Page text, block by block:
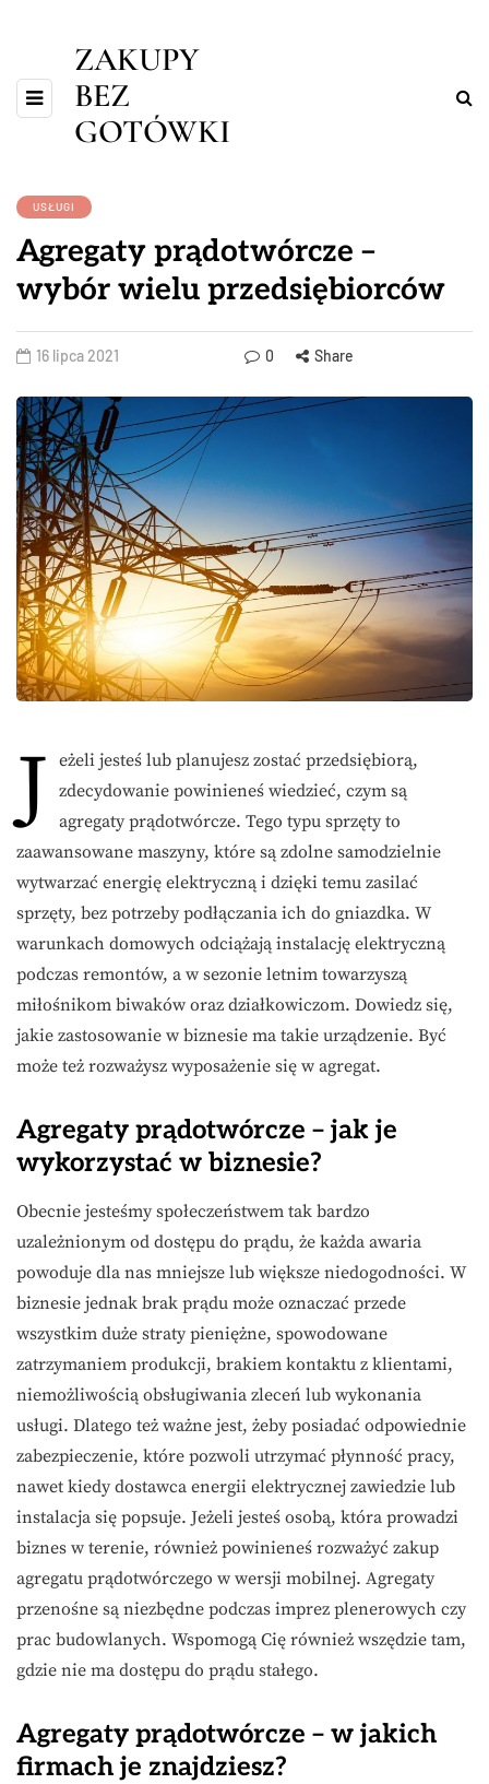
ZAKUPY
BEZ
GOTÓWKI
USŁUGI
Agregaty prądotwórcze –
wybór wielu przedsiębiorców
16 lipca 2021 0 Share
J eżeli jesteś lub planujesz zostać przedsiębiorą,
zdecydowanie powinieneś wiedzieć, czym są
agregaty prądotwórcze. Tego typu sprzęty to
zaawansowane maszyny, które są zdolne samodzielnie
wytwarzać energię elektryczną i dzięki temu zasilać
sprzęty, bez potrzeby podłączania ich do gniazdka. W
warunkach domowych odciążają instalację elektryczną
podczas remontów, a w sezonie letnim towarzyszą
miłośnikom biwaków oraz działkowiczom. Dowiedz się,
jakie zastosowanie w biznesie ma takie urządzenie. Być
może też rozważysz wyposażenie się w agregat.
Agregaty prądotwórcze – jak je
wykorzystać w biznesie?
Obecnie jesteśmy społeczeństwem tak bardzo
uzależnionym od dostępu do prądu, że każda awaria
powoduje dla nas mniejsze lub większe niedogodności. W
biznesie jednak brak prądu może oznaczać przede
wszystkim duże straty pieniężne, spowodowane
zatrzymaniem produkcji, brakiem kontaktu z klientami,
niemożliwością obsługiwania zleceń lub wykonania
usługi. Dlatego też ważne jest, żeby posiadać odpowiednie
zabezpieczenie, które pozwoli utrzymać płynność pracy,
nawet kiedy dostawca energii elektrycznej zawiedzie lub
instalacja się popsuje. Jeżeli jesteś osobą, która prowadzi
biznes w terenie, również powinieneś rozważyć zakup
agregatu prądotwórczego w wersji mobilnej. Agregaty
przenośne są niezbędne podczas imprez plenerowych czy
prac budowlanych. Wspomogą Cię również wszędzie tam,
gdzie nie ma dostępu do prądu stałego.
Agregaty prądotwórcze – w jakich
firmach je znajdziesz?